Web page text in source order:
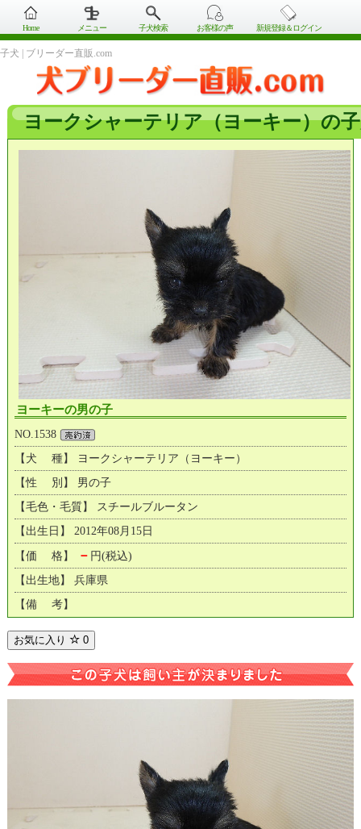
Home メニュー 子犬検索 お客様の声 新規登録＆ログイン
子犬 | ブリーダー直販.com
ヨークシャーテリア（ヨーキー）の
ヨーキーの男の子
NO.1538
【犬 種】 ヨークシャーテリア（ヨーキー）
【性 別】 男の子
【毛色・毛質】 スチールブルータン
【出生日】 2012年08月15日
【価 格】 － 円(税込)
【出生地】 兵庫県
【備 考】
お気に入り 0